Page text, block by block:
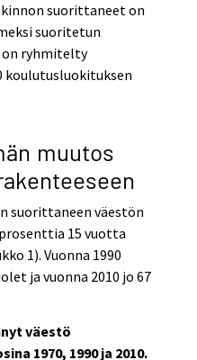
suorittaneet on
suoritetun
ryhmitelty
koulutusluokituksen
muutos
suorittaneen väestön
15 vuotta
1). Vuonna 1990
ja vuonna 2010 jo 67
väestö
1970, 1990 ja 2010.